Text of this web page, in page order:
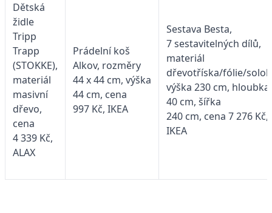
Dětská
židle
Tripp
Trapp
(STOKKE),
materiál
masivní
dřevo,
cena
4 339 Kč,
ALAX
Prádelní koš
Alkov, rozměry
44 x 44 cm, výška
44 cm, cena
997 Kč, IKEA
Sestava Besta,
7 sestavitelných dílů,
materiál
dřevotříska/fólie/
výška 230 cm, hloubka
40 cm, šířka
240 cm, cena 7 276 Kč,
IKEA